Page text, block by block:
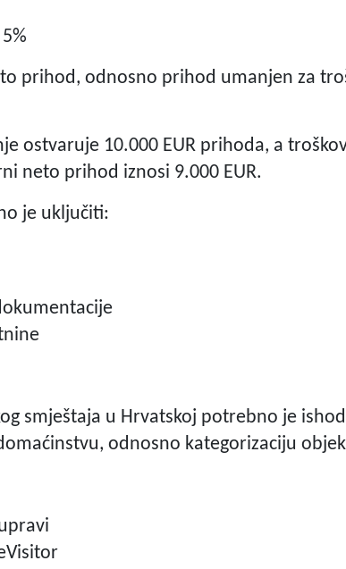
prihod, odnosno prihod umanjen za
ostvaruje 10.000 EUR prihoda, a
neto prihod iznosi 9.000 EUR.
je uključiti:
smještaja u Hrvatskoj potrebno je
odnosno kategorizaciju